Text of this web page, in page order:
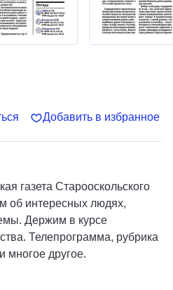
Добавить в избранное
газета Старооскольского
об интересных людях,
Держим в курсе
Телепрограмма, рубрика
многое другое.